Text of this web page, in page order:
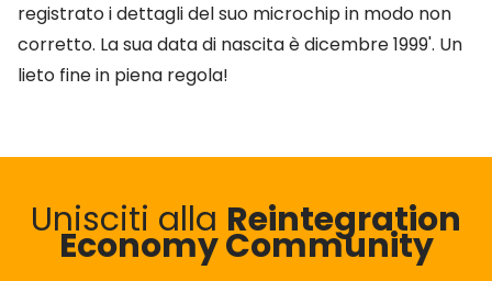
registrato i dettagli del suo microchipin modo non
corretto. La sua datadi nascitaèdicembre 1999'. Un
lieto fine in piena regola!
Unisciti alla Reintegration
Economy Community